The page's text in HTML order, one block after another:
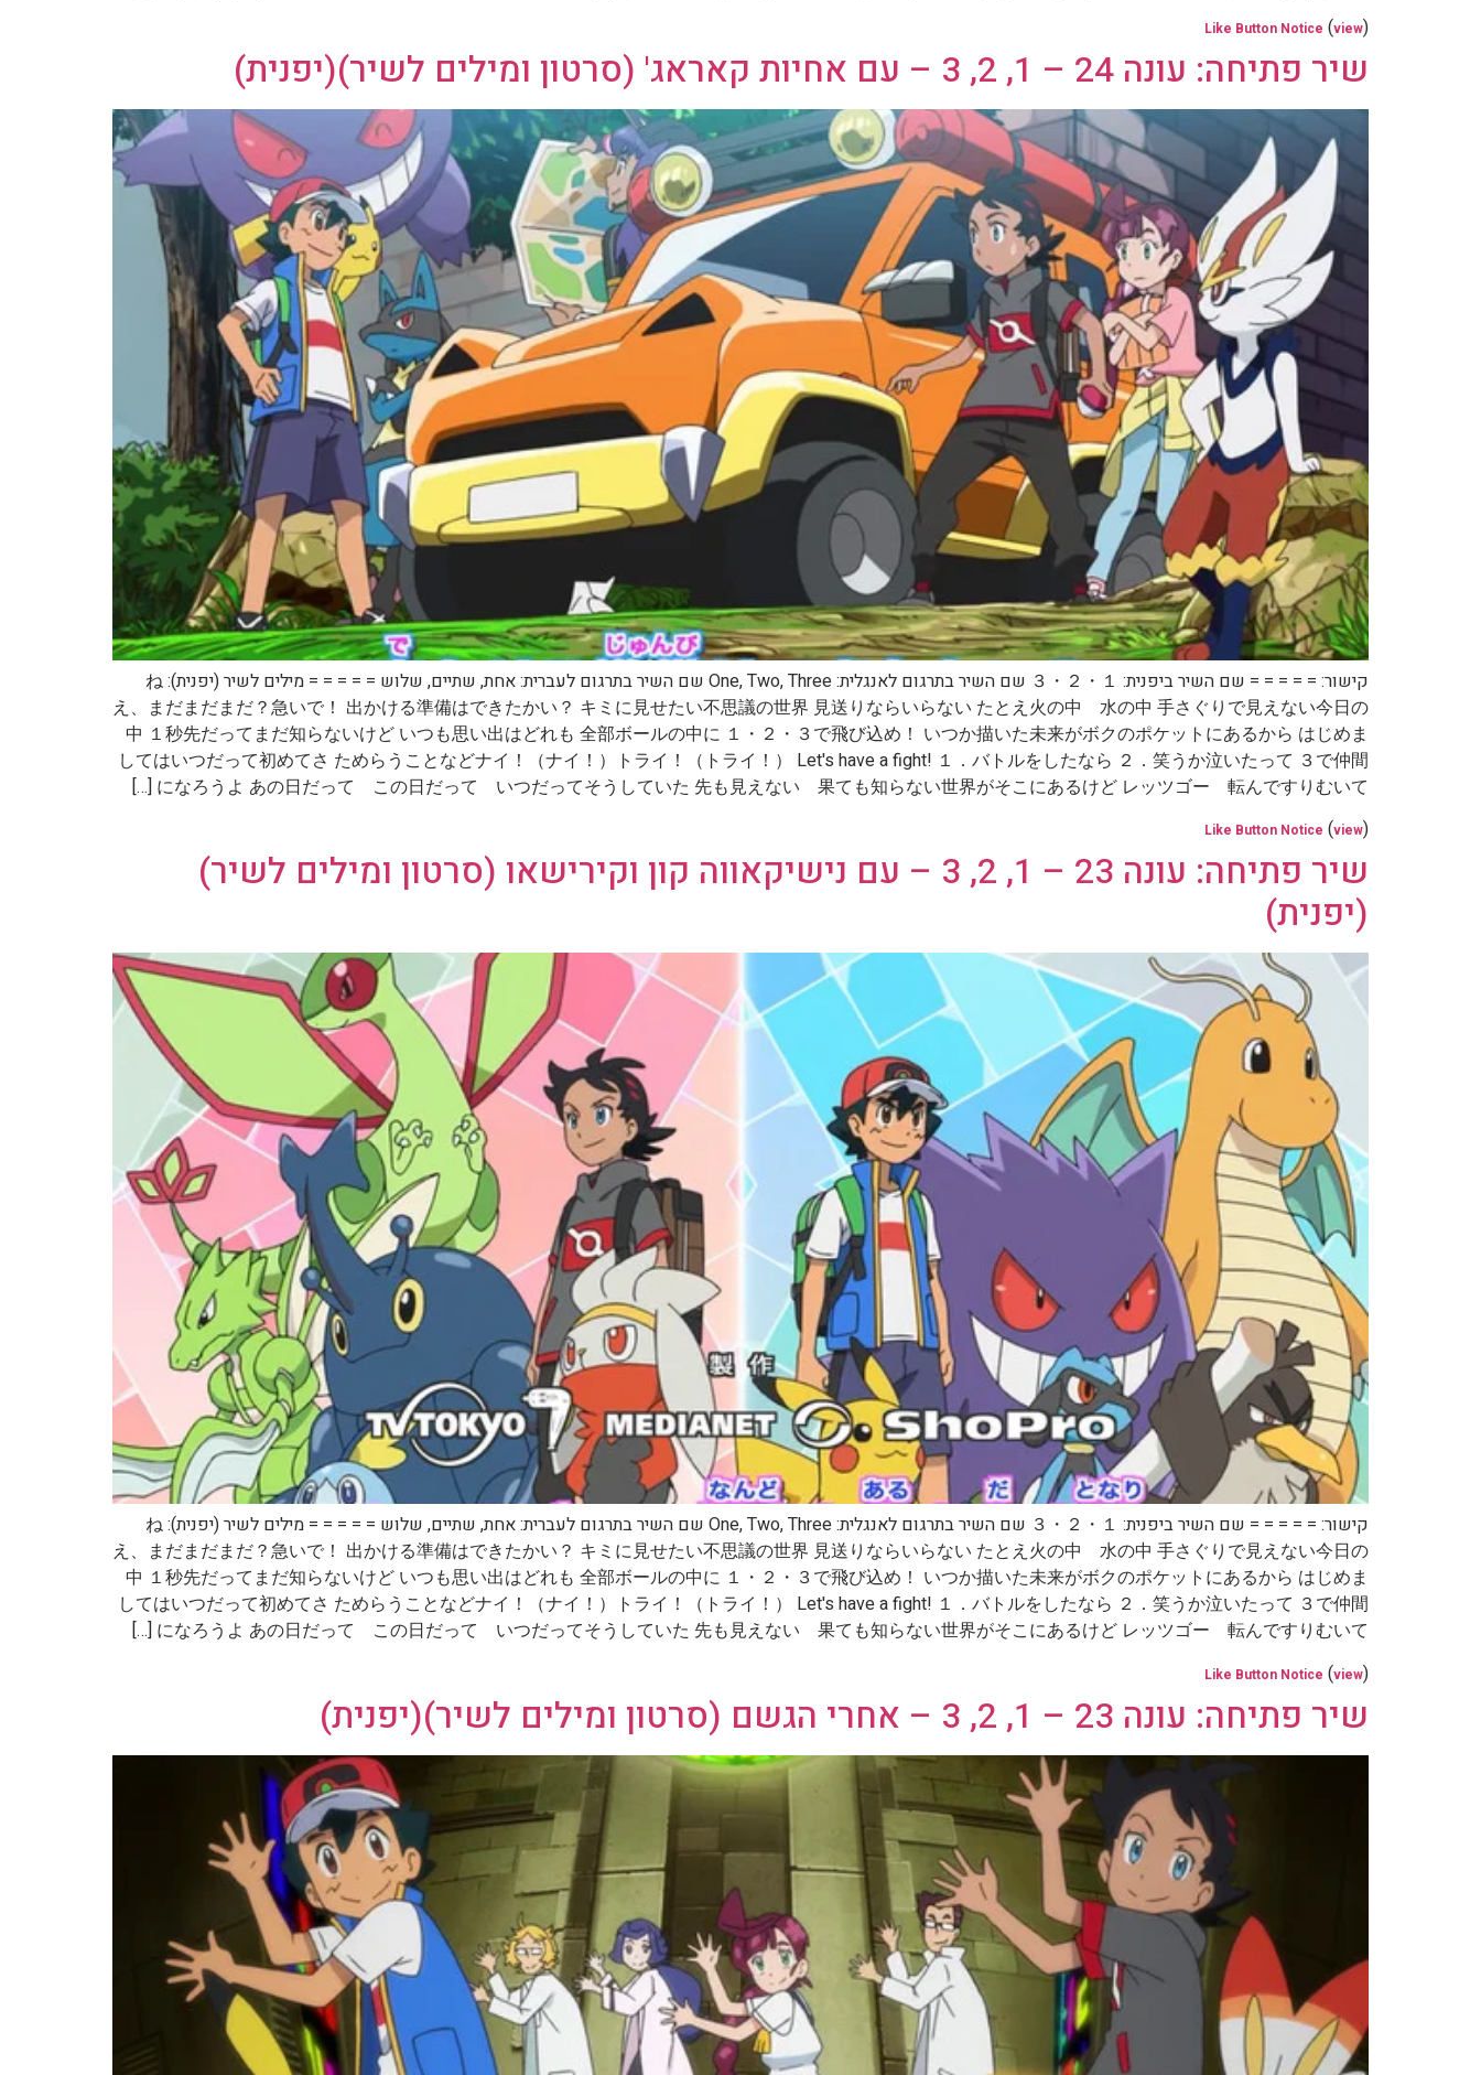
Like Button Notice (view)
שיר פתיחה: עונה 24 – 1, 2, 3 – עם אחיות קאראג' (סרטון ומילים לשיר)(יפנית)
קישור: = = = = = שם השיר ביפנית: １・２・３ שם השיר בתרגום לאנגלית: One, Two, Three שם השיר בתרגום לעברית: אחת, שתיים, שלוש = = = = = מילים לשיר (יפנית): ね
え、まだまだまだ？急いで！ 出かける準備はできたかい？ キミに見せたい不思議の世界 見送りならいらない たとえ火の中 水の中 手さぐりで見えない今日の
中 １秒先だってまだ知らないけど いつも思い出はどれも 全部ボールの中に １・２・３で飛び込め！ いつか描いた未来がボクのポケットにあるから はじめま
してはいつだって初めてさ ためらうことなどナイ！（ナイ！）トライ！（トライ！） Let's have a fight! １．バトルをしたなら ２．笑うか泣いたって ３で仲間
になろうよ あの日だって この日だって いつだってそうしていた 先も見えない 果ても知らない世界がそこにあるけど レッツゴー 転んですりむいて […]
Like Button Notice (view)
שיר פתיחה: עונה 23 – 1, 2, 3 – עם נישיקאווה קון וקירישאו (סרטון ומילים לשיר)
(יפנית)
קישור: = = = = = שם השיר ביפנית: １・２・３ שם השיר בתרגום לאנגלית: One, Two, Three שם השיר בתרגום לעברית: אחת, שתיים, שלוש = = = = = מילים לשיר (יפנית): ね
え、まだまだまだ？急いで！ 出かける準備はできたかい？ キミに見せたい不思議の世界 見送りならいらない たとえ火の中 水の中 手さぐりで見えない今日の
中 １秒先だってまだ知らないけど いつも思い出はどれも 全部ボールの中に １・２・３で飛び込め！ いつか描いた未来がボクのポケットにあるから はじめま
してはいつだって初めてさ ためらうことなどナイ！（ナイ！）トライ！（トライ！） Let's have a fight! １．バトルをしたなら ２．笑うか泣いたって ３で仲間
になろうよ あの日だって この日だって いつだってそうしていた 先も見えない 果ても知らない世界がそこにあるけど レッツゴー 転んですりむいて […]
Like Button Notice (view)
שיר פתיחה: עונה 23 – 1, 2, 3 – אחרי הגשם (סרטון ומילים לשיר)(יפנית)